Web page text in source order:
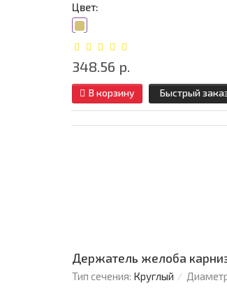
Цвет:
348.56 р.
В корзину Быстрый
Держатель желоба
Тип сечения: Круглый